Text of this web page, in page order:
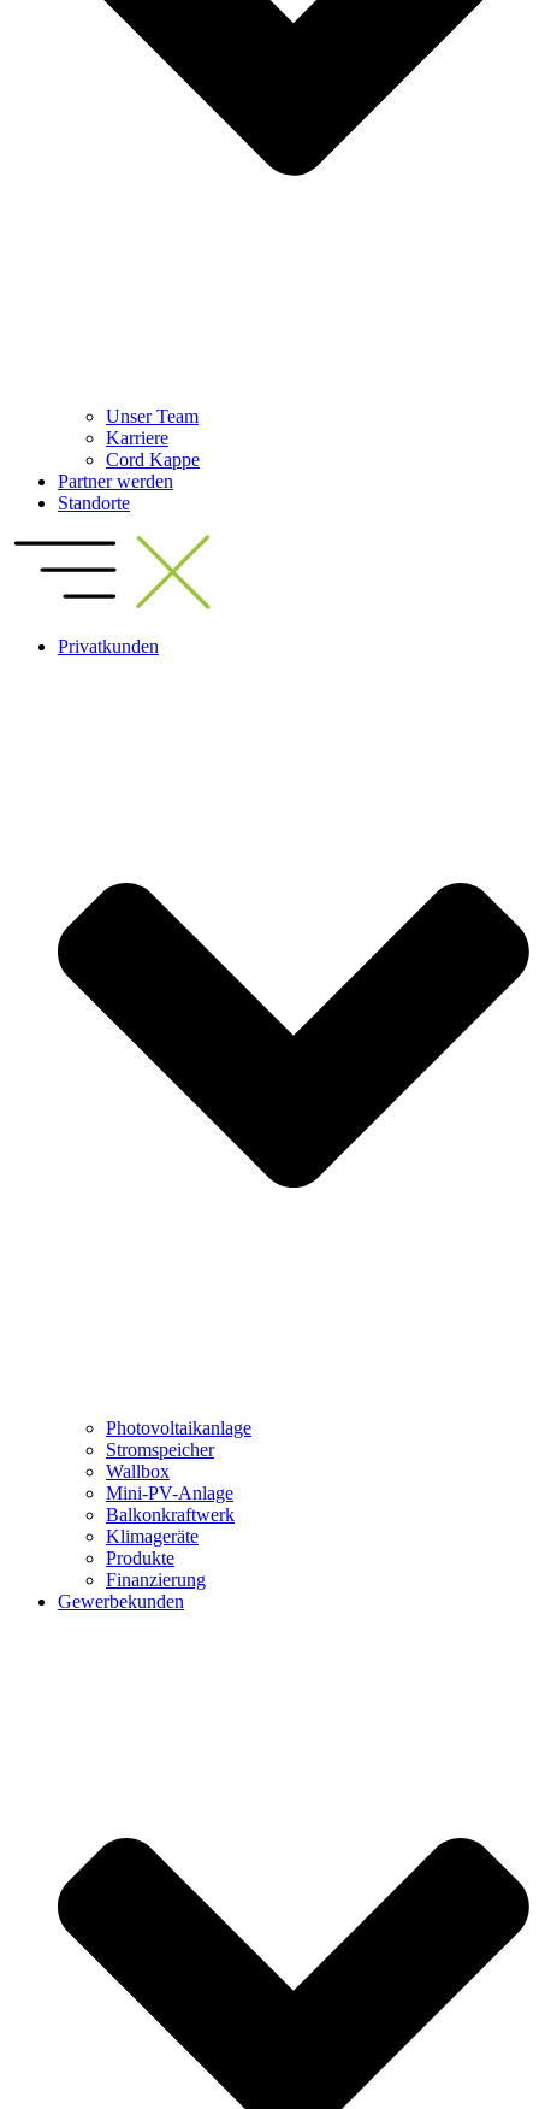
Unser Team
Karriere
Cord Kappe
Partner werden
Standorte
Privatkunden
Photovoltaikanlage
Stromspeicher
Wallbox
Mini-PV-Anlage
Balkonkraftwerk
Klimageräte
Produkte
Finanzierung
Gewerbekunden